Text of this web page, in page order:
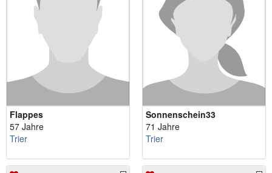
Flappes
57 Jahre
Trier
Sonnenschein33
71 Jahre
Trier